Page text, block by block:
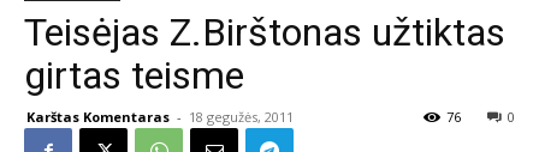
Teisėjas Z.Birštonas užtiktas
girtas teisme
Karštas Komentaras - 18 gegužės, 2011 0
76